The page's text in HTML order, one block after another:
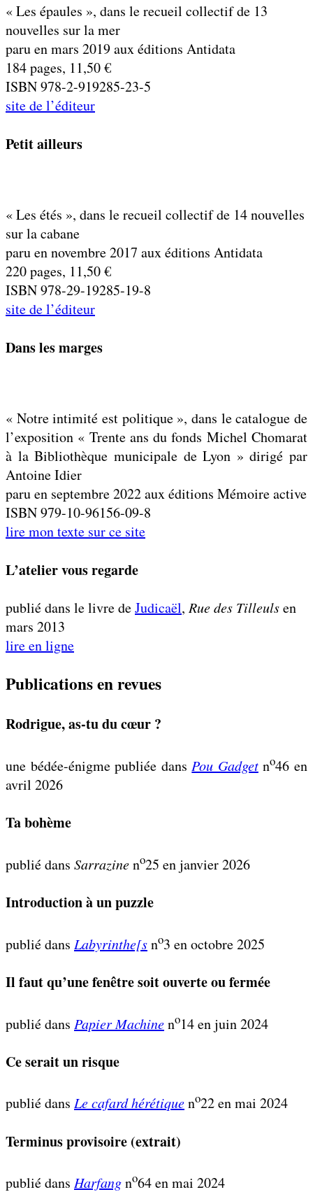
« Les épaules », dans le recueil collectif de 13
nouvelles sur la mer
paru en mars 2019 aux éditions Antidata
184 pages, 11,50 €
ISBN 978-2-919285-23-5
site de l’éditeur
Petit ailleurs
« Les étés », dans le recueil collectif de 14 nouvelles
sur la cabane
paru en novembre 2017 aux éditions Antidata
220 pages, 11,50 €
ISBN 978-29-19285-19-8
site de l’éditeur
Dans les marges
« Notre intimité est politique », dans le catalogue de
l’exposition « Trente ans du fonds Michel Chomarat
à la Bibliothèque municipale de Lyon » dirigé par
Antoine Idier
paru en septembre 2022 aux éditions Mémoire active
ISBN 979-10-96156-09-8
lire mon texte sur ce site
L’atelier vous regarde
publié dans le livre deJudicaël, Rue des Tilleulsen
mars 2013
lire en ligne
Publications en revues
Rodrigue, as-tu du cœur ?
une bédée-énigme publiée dansPou Gadgetno46 en
avril 2026
Ta bohème
publié dans Sarrazineno25 en janvier 2026
Introduction à un puzzle
publié dans Labyrinthe[sno3 en octobre 2025
Il faut qu’une fenêtre soit ouverte ou fermée
publié dans Papier Machineno14 en juin 2024
Ce serait un risque
publié dans Le cafard hérétiqueno22 en mai 2024
Terminus provisoire (extrait)
publié dans Harfangno64 en mai 2024